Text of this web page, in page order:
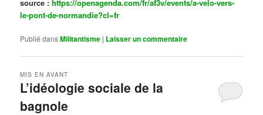
source :https://openagenda.com/fr/af3v/events/a-velo-vers-
le-pont-de-normandie?cl=fr
Publié dansMilitantisme | Laisser un commentaire
L’idéologie sociale de la
bagnole
MIS EN AVANT